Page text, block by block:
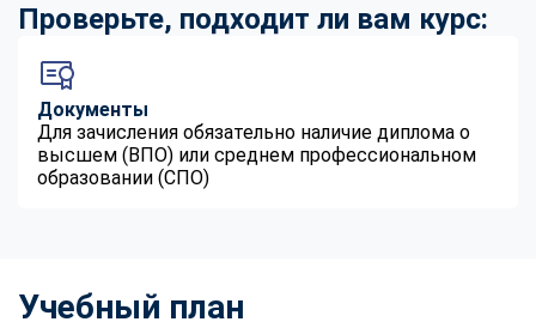
Проверьте, подходит ли вам курс:
Документы
Для зачисления обязательно наличие диплома о
высшем (ВПО) или среднем профессиональном
образовании (СПО)
Учебный план